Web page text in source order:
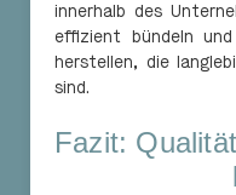
innerhalb des
effizient bündeln
herstellen, die
sind.
Fazit: